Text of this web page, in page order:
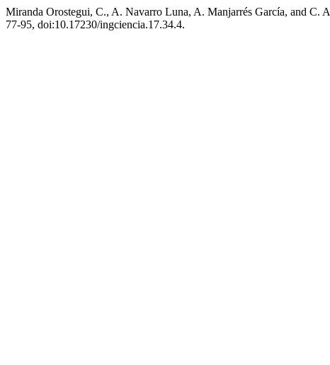
Miranda Orostegui, C., A. Navarro Luna, A. Manjarrés García, and C.
77-95, doi:10.17230/ingciencia.17.34.4.